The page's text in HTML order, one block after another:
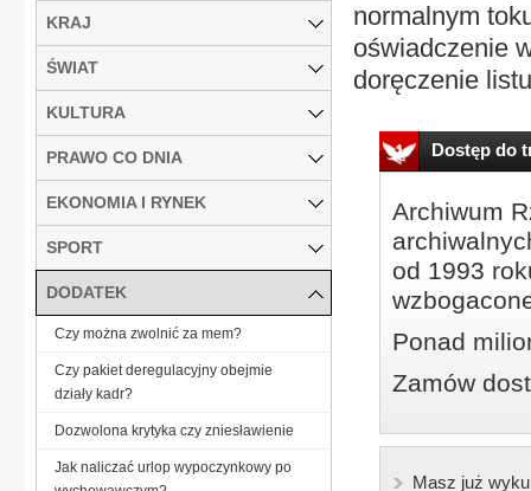
normalnym
oświadczenie
doręczenie
Dostęp do
Archiwum
od 1993
Ponad
Zamów
Masz już
KRAJ
ŚWIAT
KULTURA
PRAWO CO DNIA
EKONOMIA I RYNEK
SPORT
DODATEK
Czy można zwolnić za mem?
Czy pakiet deregulacyjny obejmie
działy kadr?
Dozwolona krytyka czy zniesławienie
Jak naliczać urlop wypoczynkowy po